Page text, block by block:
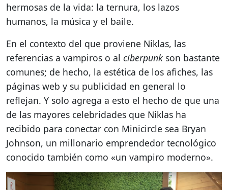
hermosas de la vida: la ternura, los lazos
humanos, la música y el baile.
En el contexto del que proviene Niklas, las
referencias a vampiros o al ciberpunk son bastante
comunes; de hecho, la estética de los afiches, las
páginas web y su publicidad en general lo
reflejan. Y solo agrega a esto el hecho de que una
de las mayores celebridades que Niklas ha
recibido para conectar con Minicircle sea Bryan
Johnson, un millonario emprendedor tecnológico
conocido también como «un vampiro moderno».